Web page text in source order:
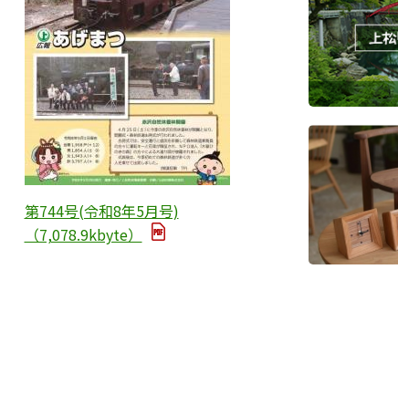
第744号(令和8年5月号)
（7,078.9kbyte）